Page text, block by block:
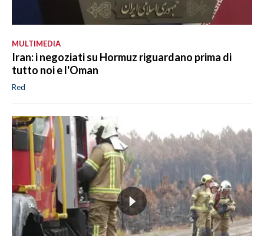
MULTIMEDIA
Iran: i negoziati su Hormuz riguardano prima di
tutto noi e l'Oman
Red